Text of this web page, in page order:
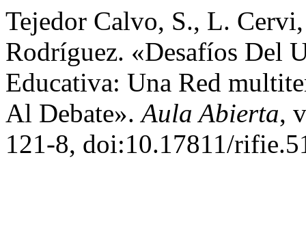
Tejedor Calvo, S., L.
Rodríguez. «Desafíos Del
Educativa: Una Red
Al Debate».Aula Abierta,
121-8, doi:10.17811/